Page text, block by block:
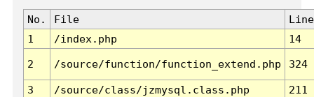
No. File
Line
1
/index.php 14
2 /source/function/function_extend.php 324
3 /source/class/jzmysql.class.php
211